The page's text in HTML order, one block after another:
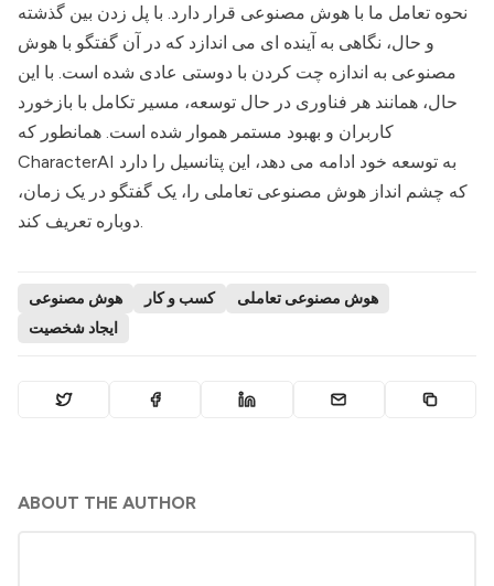
نحوه تعامل ما با هوش مصنوعی قرار دارد. با پل زدن بین گذشته
و حال، نگاهی به آینده ای می اندازد که در آن گفتگو با هوش
مصنوعی به اندازه چت کردن با دوستی عادی شده است. با این
حال، همانند هر فناوری در حال توسعه، مسیر تکامل با بازخورد
کاربران و بهبود مستمر هموار شده است. همانطور که
CharacterAI به توسعه خود ادامه می دهد، این پتانسیل را دارد
که چشم انداز هوش مصنوعی تعاملی را، یک گفتگو در یک زمان،
هوش مصنوعی کسب و کار
هوش مصنوعی تعاملی
ایجاد شخصیت
ABOUT THE AUTHOR